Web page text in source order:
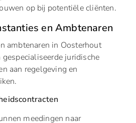
op bij potentiële cliënten.
en Ambtenaren
ambtenaren in Oosterhout
juridische
aan regelgeving en
meedingen naar